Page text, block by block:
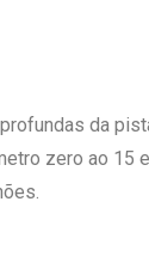
da
zero ao 15